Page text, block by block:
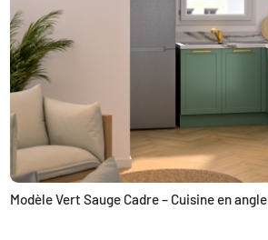
Modèle Vert Sauge Cadre – Cuisine en angle